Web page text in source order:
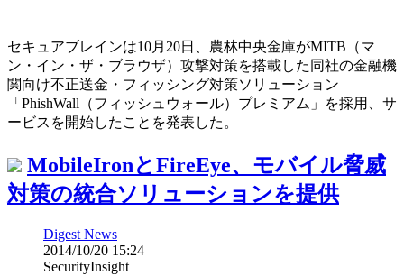
セキュアブレインは10月20日、農林中央金庫がMITB（マ
ン・イン・ザ・ブラウザ）攻撃対策を搭載した同社の金融機
関向け不正送金・フィッシング対策ソリューション
「PhishWall（フィッシュウォール）プレミアム」を採用、サ
ービスを開始したことを発表した。
MobileIronとFireEye、モバイル脅威
対策の統合ソリューションを提供
Digest News
2014/10/20 15:24
SecurityInsight